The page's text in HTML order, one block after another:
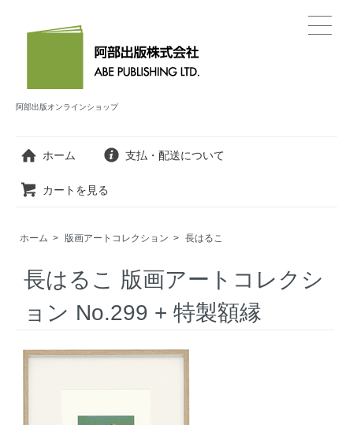
阿部出版オンラインショップ
ホーム 支払・配送について
カートを見る
ホーム > 版画アートコレクション > 長はるこ
長はるこ 版画アートコレクシ
ョン No.299 + 特製額縁